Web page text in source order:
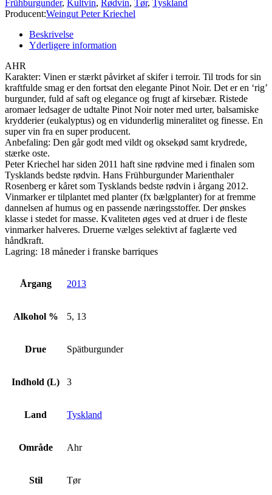
Frühburgunder, Kultvin, Rødvin, Tør, Tyskland
Producent:Weingut Peter Kriechel
Beskrivelse
Yderligere information
AHR
Karakter: Vinen er stærkt påvirket af skifer i terroir. Til trods for sin
kraftfulde smag er den fortsat den elegante Pinot Noir. Det er en ‘rig’
burgunder, fuld af saft og elegance og frugt af kirsebær. Ristede
aromaer ledsager de udtalte Pinot Noir noter med urter, balsamiske
krydderier (eukalyptus) og en vidunderlig mineralitet og finesse. En
super vin fra en super producent.
Anbefaling: Den går godt med vildt og oksekød samt krydrede,
stærke oste.
Peter Kriechel har siden 2011 haft sine rødvine med i finalen som
Tysklands bedste rødvin. Hans Frühburgunder Marienthaler
Rosenberg er kåret som Tysklands bedste rødvin i årgang 2012.
Vinmarker er tilplantet med planter (fx bælgplanter) for at fremme
dannelsen af humus og en passende næringsstoffer. Der ønskes
klasse i stedet for masse. Kvaliteten øges ved at druer i de fleste
vinmarker halveres. Druerne vælges selektivt af faglærte ved
håndkraft.
Lagring: 18 måneder i franske barriques
Årgang 2013
Alkohol % 5, 13
Drue Spätburgunder
Indhold (L) 3
Land Tyskland
Område Ahr
Stil Tør